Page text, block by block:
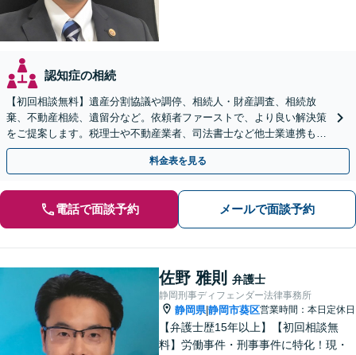
認知症の相続
【初回相談無料】遺産分割協議や調停、相続人・財産調査、相続放
棄、不動産相続、遺留分など。依頼者ファーストで、より良い解決策
をご提案します。税理士や不動産業者、司法書士など他士業連携もワ
ンストップで対応【焼津駅2分】
料金表を見る
電話で面談予約 メールで面談予約
佐野 雅則 弁護士
静岡刑事ディフェンダー法律事務所
静岡県|静岡市葵区営業時間：本日定休日
【弁護士歴15年以上】【初回相談無
料】労働事件・刑事事件に特化！現・